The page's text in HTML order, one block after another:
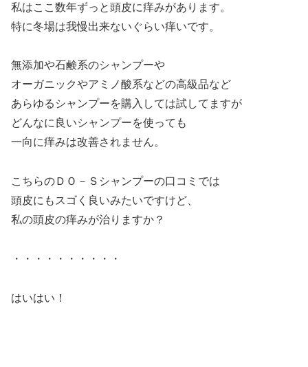
私はここ数年ずっと頭皮に痒みがあります。
特に冬場は我慢出来ないぐらい痒いです。
無添加や石鹸系のシャンプーや
オーガニックやアミノ酸系などの高級品など
あらゆるシャンプーを購入しては試してますが
どんなに良いシャンプーを使っても
一向に痒みは改善されません。
こちらのＤＯ－Ｓシャンプーの口コミでは
頭皮にもスゴく良いみたいですけど、
私の頭皮の痒みが治りますか？
・・・・・・・・・・
はいはい！